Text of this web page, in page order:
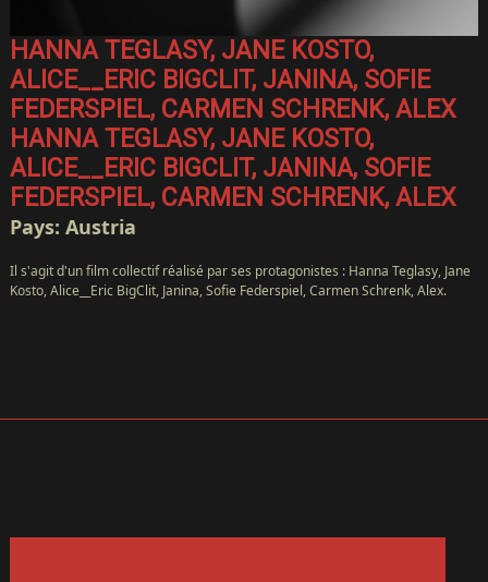
HANNA TEGLASY, JANE KOSTO,
ALICE__ERIC BIGCLIT, JANINA, SOFIE
FEDERSPIEL, CARMEN SCHRENK, ALEX
HANNA TEGLASY, JANE KOSTO,
ALICE__ERIC BIGCLIT, JANINA, SOFIE
FEDERSPIEL, CARMEN SCHRENK, ALEX
Pays: Austria
Il s'agit d'un film collectif réalisé par ses protagonistes : Hanna Teglasy, Jane
Kosto, Alice__Eric BigClit, Janina, Sofie Federspiel, Carmen Schrenk, Alex.